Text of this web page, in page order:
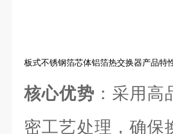
板式不锈钢箔芯体铝箔热交换器产品特
核心优势 ：采用
密工艺处理，确保